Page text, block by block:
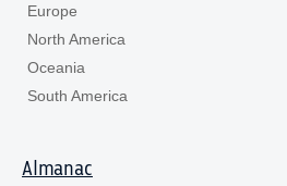
Europe
North America
Oceania
South America
Almanac